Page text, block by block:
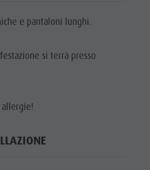
Anterselva
e pantaloni lunghi.
si terrà presso